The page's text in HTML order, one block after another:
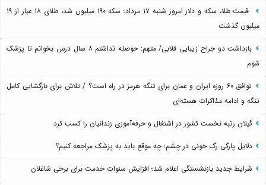
قیمت طلا، سکه و دلار امروز شنبه ۱۷ مرداد؛ سکه ۱۹۰ میلیون شد، طلای ۱۸ عیار از ۱۹
میلیون گذشت
بازداشت دو جراح زیبایی قلابی/ متهم: حوصله نداشتم ۸ سال درس بخوانم تا پزشک
شوم
توافق ۶۰ روزه ایران و عمان برای تنگه هرمز در راه است؟ / تلاش برای بازگشایی کامل
تنگه و ادامه مذاکرات هسته‌ای
گیلان رتبه نخست کشور در اشتغال و حرفه‌آموزی زندانیان را کسب کرد
دلایل پارگی رگ خونی در چشم؛ چه موقع باید به پزشک مراجعه کنیم؟
شرایط جدید بازنشستگی اعلام شد؛ افزایش سنوات خدمت برای برخی شاغلان